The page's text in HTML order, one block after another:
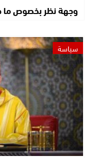
وجهة نظر بخصوص ما
سياسة